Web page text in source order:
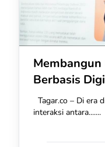
Berbasis
Tagar.co – Di era
interaksi antara.......